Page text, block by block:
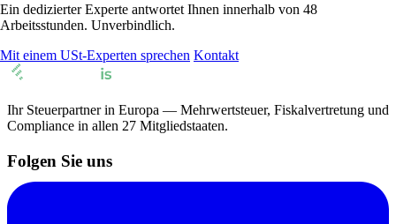
Ein dedizierter Experte antwortet Ihnen innerhalb von 48
Arbeitsstunden. Unverbindlich.
Mit einem USt-Experten sprechen Kontakt
Ihr Steuerpartner in Europa — Mehrwertsteuer, Fiskalvertretung und
Compliance in allen 27 Mitgliedstaaten.
Folgen Sie uns